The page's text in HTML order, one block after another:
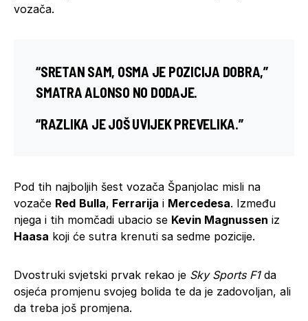
vozača.
“SRETAN SAM, OSMA JE POZICIJA DOBRA,”
SMATRA ALONSO NO DODAJE.
“RAZLIKA JE JOŠ UVIJEK PREVELIKA.”
Pod tih najboljih šest vozača Španjolac misli na
vozače Red Bulla, Ferrarija i Mercedesa. Između
njega i tih momčadi ubacio se Kevin Magnussen iz
Haasa koji će sutra krenuti sa sedme pozicije.
Dvostruki svjetski prvak rekao je Sky Sports F1 da
osjeća promjenu svojeg bolida te da je zadovoljan, ali
da treba još promjena.